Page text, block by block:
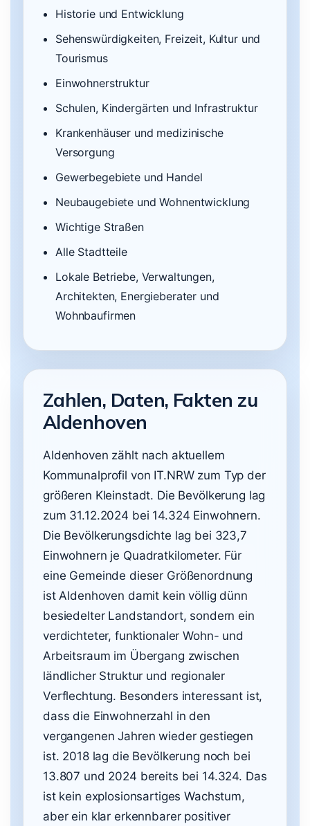
Historie und Entwicklung
Sehenswürdigkeiten, Freizeit, Kultur und
Tourismus
Einwohnerstruktur
Schulen, Kindergärten und Infrastruktur
Krankenhäuser und medizinische
Versorgung
Gewerbegebiete und Handel
Neubaugebiete und Wohnentwicklung
Wichtige Straßen
Alle Stadtteile
Lokale Betriebe, Verwaltungen,
Architekten, Energieberater und
Wohnbaufirmen
Zahlen, Daten, Fakten zu
Aldenhoven
Aldenhoven zählt nach aktuellem
Kommunalprofil von IT.NRW zum Typ der
größeren Kleinstadt. Die Bevölkerung lag
zum 31.12.2024 bei 14.324 Einwohnern.
Die Bevölkerungsdichte lag bei 323,7
Einwohnern je Quadratkilometer. Für
eine Gemeinde dieser Größenordnung
ist Aldenhoven damit kein völlig dünn
besiedelter Landstandort, sondern ein
verdichteter, funktionaler Wohn- und
Arbeitsraum im Übergang zwischen
ländlicher Struktur und regionaler
Verflechtung. Besonders interessant ist,
dass die Einwohnerzahl in den
vergangenen Jahren wieder gestiegen
ist. 2018 lag die Bevölkerung noch bei
13.807 und 2024 bereits bei 14.324. Das
ist kein explosionsartiges Wachstum,
aber ein klar erkennbarer positiver